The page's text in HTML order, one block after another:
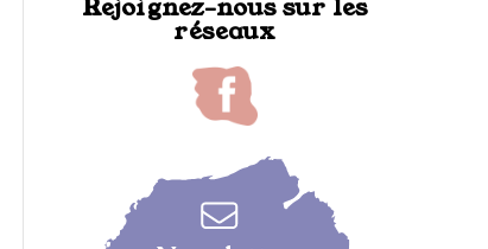
Rejoignez-nous sur les
réseaux